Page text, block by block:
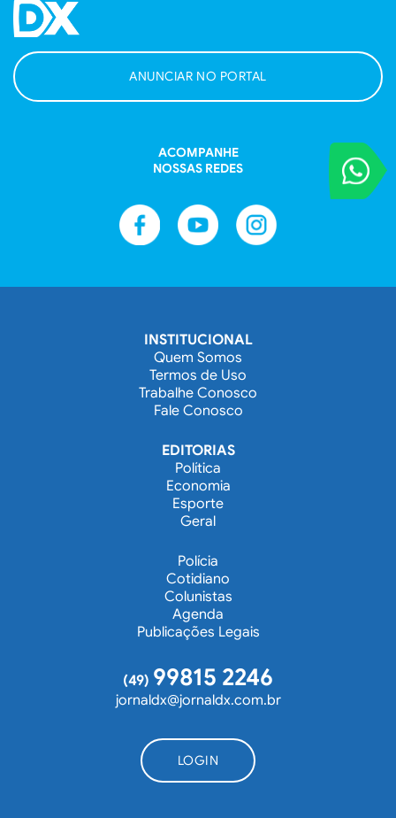
VOCÊ
Entre em
ANUNCIAR NO PORTAL
ACOMPANHE
NOSSAS REDES
INSTITUCIONAL
Quem Somos
Termos de Uso
Trabalhe Conosco
Fale Conosco
EDITORIAS
Política
Economia
Esporte
Geral
Polícia
Cotidiano
Colunistas
Agenda
Publicações Legais
(49) 99815 2246
jornaldx@jornaldx.com.br
LOGIN